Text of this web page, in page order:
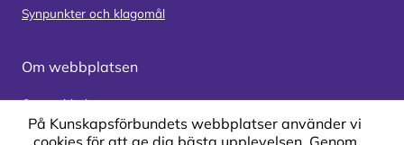
Synpunkter och klagomål
Om webbplatsen
Om webbplatsen
Om cookies på webbplatsen
På Kunskapsförbundets webbplatser använder vi
cookies för att ge dig bästa upplevelsen. Genom